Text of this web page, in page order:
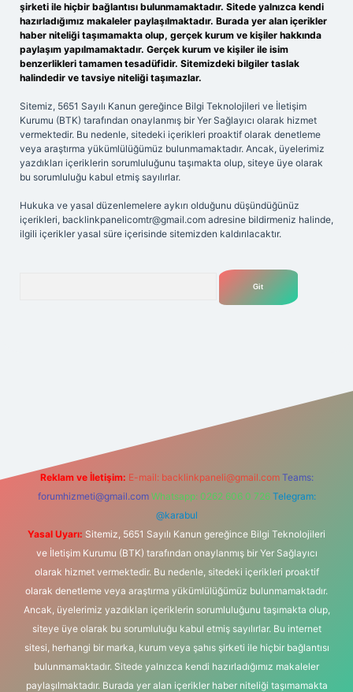
şirketi ile hiçbir bağlantısı bulunmamaktadır. Sitede yalnızca kendi
hazırladığımız makaleler paylaşılmaktadır. Burada yer alan içerikler
haber niteliği taşımamakta olup, gerçek kurum ve kişiler hakkında
paylaşım yapılmamaktadır. Gerçek kurum ve kişiler ile isim
benzerlikleri tamamen tesadüfidir. Sitemizdeki bilgiler taslak
halindedir ve tavsiye niteliği taşımazlar.
Sitemiz, 5651 Sayılı Kanun gereğince Bilgi Teknolojileri ve İletişim
Kurumu (BTK) tarafından onaylanmış bir Yer Sağlayıcı olarak hizmet
vermektedir. Bu nedenle, sitedeki içerikleri proaktif olarak denetleme
veya araştırma yükümlülüğümüz bulunmamaktadır. Ancak, üyelerimiz
yazdıkları içeriklerin sorumluluğunu taşımakta olup, siteye üye olarak
bu sorumluluğu kabul etmiş sayılırlar.
Hukuka ve yasal düzenlemelere aykırı olduğunu düşündüğünüz
içerikleri, backlinkpanelicomtr@gmail.com adresine bildirmeniz halinde,
ilgili içerikler yasal süre içerisinde sitemizden kaldırılacaktır.
Reklam ve İletişim: E-mail: backlinkpaneli@gmail.com Teams:
forumhizmeti@gmail.com Whatsapp: 0262 606 0 726 Telegram:
@karabul
Yasal Uyarı: Sitemiz, 5651 Sayılı Kanun gereğince Bilgi Teknolojileri
ve İletişim Kurumu (BTK) tarafından onaylanmış bir Yer Sağlayıcı
olarak hizmet vermektedir. Bu nedenle, sitedeki içerikleri proaktif
olarak denetleme veya araştırma yükümlülüğümüz bulunmamaktadır.
Ancak, üyelerimiz yazdıkları içeriklerin sorumluluğunu taşımakta olup,
siteye üye olarak bu sorumluluğu kabul etmiş sayılırlar. Bu internet
sitesi, herhangi bir marka, kurum veya şahıs şirketi ile hiçbir bağlantısı
bulunmamaktadır. Sitede yalnızca kendi hazırladığımız makaleler
paylaşılmaktadır. Burada yer alan içerikler haber niteliği taşımamakta